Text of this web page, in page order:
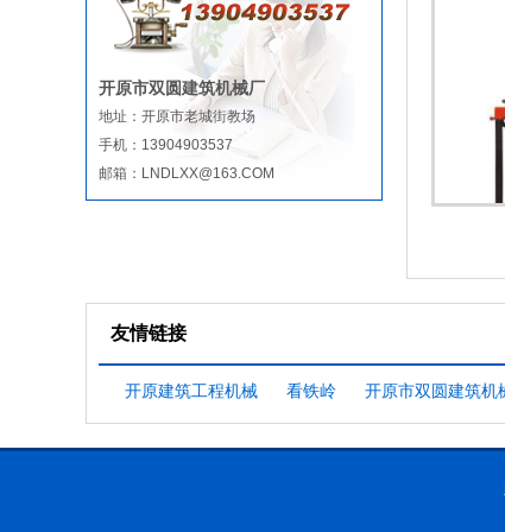
开原市双圆建筑机械厂
地址：开原市老城街教场
手机：13904903537
邮箱：LNDLXX@163.COM
友情链接
开原建筑工程机械 看铁岭 开原市双圆建筑机